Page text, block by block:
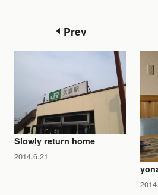
Prev
Slowly return home
2014.6.21